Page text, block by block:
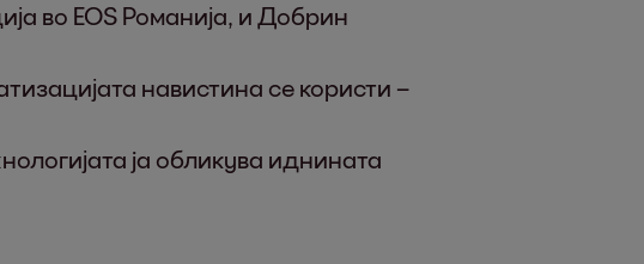
во EOS Романија, и Добрин
навистина се користи –
ja обликува иднината